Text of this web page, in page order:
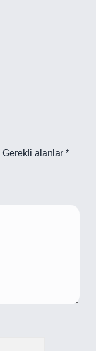
Gerekli alanlar *